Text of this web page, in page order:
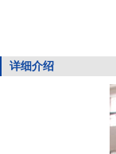
详细介绍